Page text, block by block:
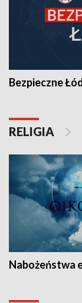
Bezpieczne
RELIGIA
Nabożeństwa